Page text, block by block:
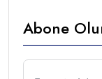
Abone